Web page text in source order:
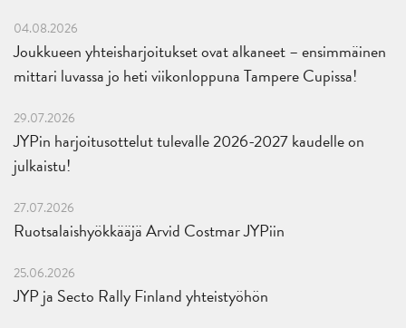
04.08.2026
Joukkueen yhteisharjoitukset ovat alkaneet – ensimmäinen
mittari luvassa jo heti viikonloppuna Tampere Cupissa!
29.07.2026
JYPin harjoitusottelut tulevalle 2026-2027 kaudelle on
julkaistu!
27.07.2026
Ruotsalaishyökkääjä Arvid Costmar JYPiin
25.06.2026
JYP ja Secto Rally Finland yhteistyöhön